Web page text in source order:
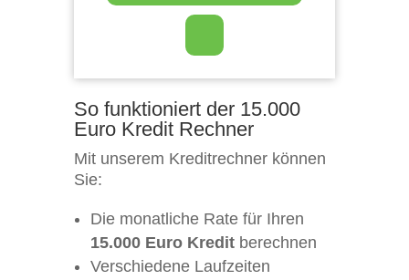
So funktioniert der 15.000
Euro Kredit Rechner
Mit unserem Kreditrechner können
Sie:
Die monatliche Rate für Ihren
15.000 Euro Kreditberechnen
Verschiedene Laufzeiten